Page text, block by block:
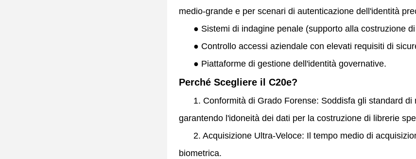
medio-grande e per scenari di autenticazione dell'identità
● Sistemi di indagine penale (supporto alla costruzione
● Controllo accessi aziendale con elevati requisiti di
● Piattaforme di gestione dell'identità governative.
Perché Scegliere il C20e?
1. Conformità di Grado Forense: Soddisfa gli standard di
garantendo l'idoneità dei dati per la costruzione di librerie
2. Acquisizione Ultra-Veloce: Il tempo medio di
biometrica.